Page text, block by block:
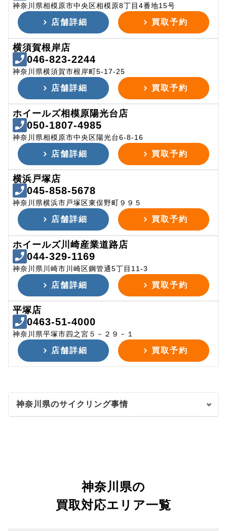
神奈川県相模原市中央区相模原8丁目4番地15号
店舗詳細 買取予約
横須賀根岸店
046-823-2244
神奈川県横須賀市根岸町5-17-25
店舗詳細 買取予約
ホイールズ相模原陽光台店
050-1807-4985
神奈川県相模原市中央区陽光台6-8-16
店舗詳細 買取予約
横浜戸塚店
045-858-5678
神奈川県横浜市戸塚区東俣野町９９５
店舗詳細 買取予約
ホイールズ川崎産業道路店
044-329-1169
神奈川県川崎市川崎区鋼管通5丁目11-3
店舗詳細 買取予約
平塚店
0463-51-4000
神奈川県平塚市四之宮５－２９－１
店舗詳細 買取予約
神奈川県のサイクリング事情
神奈川県の
買取対応エリア一覧